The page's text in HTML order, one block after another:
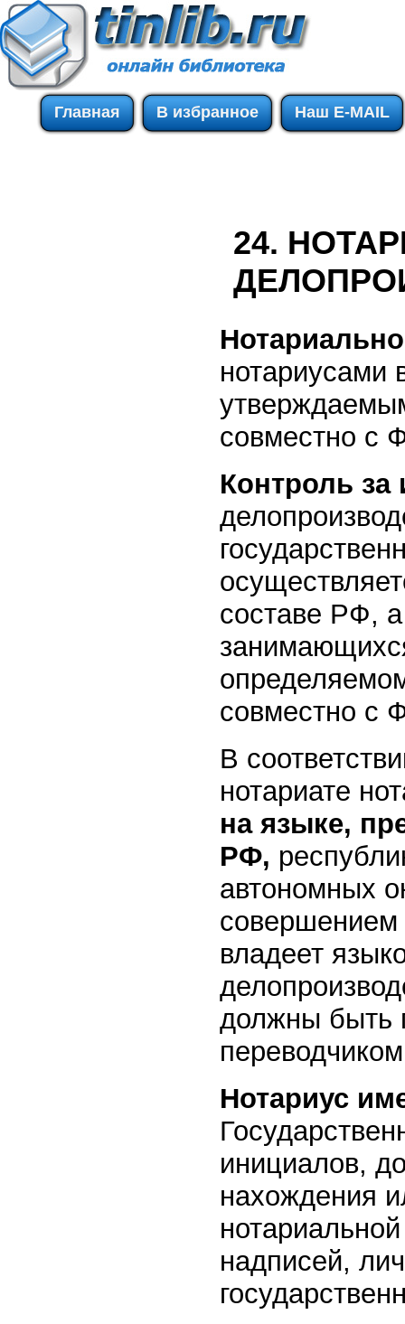
Главная В избранное Наш E-MAIL
24.
нотариусами
совместно с
Контроль
составе РФ,
совместно с
В
нотариате
на языке,
РФ,
автономных
совершением
владеет
должны быть
Нотариус
инициалов,
нахождения
надписей,